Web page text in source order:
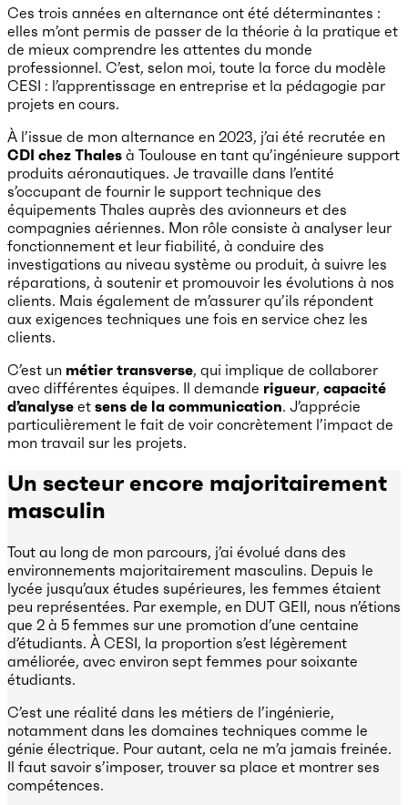
Ces trois années en alternance ont été déterminantes :
elles m’ont permis de passer de la théorie à la pratique et
de mieux comprendre les attentes du monde
professionnel. C’est, selon moi, toute la force du modèle
CESI : l’apprentissage en entreprise et la pédagogie par
projets en cours.
À l’issue de mon alternance en 2023, j’ai été recrutée en
CDI chez Thales à Toulouse en tant qu’ingénieure support
produits aéronautiques. Je travaille dans l’entité
s’occupant de fournir le support technique des
équipements Thales auprès des avionneurs et des
compagnies aériennes. Mon rôle consiste à analyser leur
fonctionnement et leur fiabilité, à conduire des
investigations au niveau système ou produit, à suivre les
réparations, à soutenir et promouvoir les évolutions à nos
clients. Mais également de m’assurer qu’ils répondent
aux exigences techniques une fois en service chez les
clients.
C’est un métier transverse, qui implique de collaborer
avec différentes équipes. Il demande rigueur, capacité
d’analyse et sens de la communication. J’apprécie
particulièrement le fait de voir concrètement l’impact de
mon travail sur les projets.
Un secteur encore majoritairement
masculin
Tout au long de mon parcours, j’ai évolué dans des
environnements majoritairement masculins. Depuis le
lycée jusqu’aux études supérieures, les femmes étaient
peu représentées. Par exemple, en DUT GEII, nous n’étions
que 2 à 5 femmes sur une promotion d’une centaine
d’étudiants. À CESI, la proportion s’est légèrement
améliorée, avec environ sept femmes pour soixante
étudiants.
C’est une réalité dans les métiers de l’ingénierie,
notamment dans les domaines techniques comme le
génie électrique. Pour autant, cela ne m’a jamais freinée.
Il faut savoir s’imposer, trouver sa place et montrer ses
compétences.